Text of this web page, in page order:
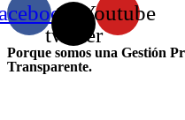
X-
twitter
Youtube
Porque somos una Gestión
Transparente.